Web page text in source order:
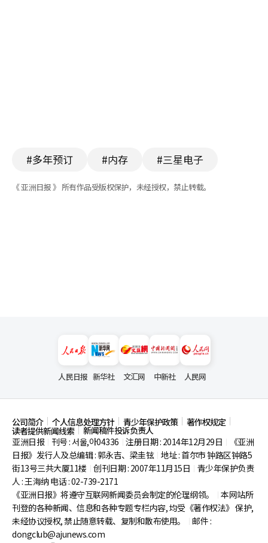
#多年预订 #内存 #三星电子
《 亚洲日报 》 所有作品受版权保护，未经授权，禁止转载。
人民日报 新华社 文汇网 中新社 人民网
公司简介 个人信息处理方针 青少年保护政策 著作权规定
读者提供新闻线索
新闻稿件投诉负责人
亚洲日报
刊号 : 서울,아04336 注册日期 : 2014年12月29日
《亚洲
日报》发行人及总编辑 : 郭永吉、梁圭铉 地址 : 首尔市钟路区钟路5
街13号三共大厦11楼 创刊日期 : 2007年11月15日
青少年保护负责
人 : 王海纳 电话 : 02-739-2171
《亚洲日报》将遵守互联网新闻委员会制定的伦理纲领。
本网站所
刊登的各种新闻、信息和各种专题专栏内容, 均受《著作权法》 保护,
未经协议授权, 禁止随意转载、复制和散布使用。
邮件 :
dongclub@ajunews.com